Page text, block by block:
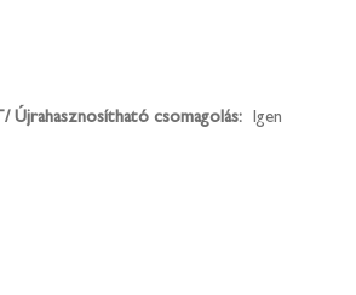
Újrahasznosítható csomagolás: Igen